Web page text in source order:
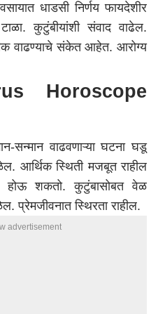
धाडसी निर्णय फायदेशीर
कुटुंबीयांशी संवाद वाढेल.
वाढण्याचे संकेत आहेत. आरोग्य
Horoscope
सन्मान वाढवणाऱ्या घटना घडू
आर्थिक स्थिती मजबूत राहील
होऊ शकतो. कुटुंबासोबत वेळ
प्रेमजीवनात स्थिरता राहील.
advertisement